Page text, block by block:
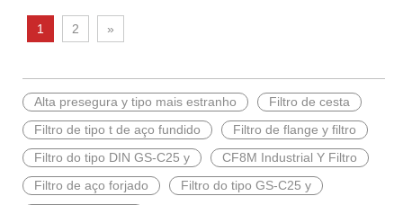
Processo completo de fabricação de válvulas esfera montadas em munhão J-VALVES | Procedimentos rigorosos de usinagem para válvulas esfera de alta pressão com vazamento zero
Válvulas de esfera montadas em munhão usinadas com
1 2 »
Alta presegura y tipo mais estranho
Filtro de cesta
Filtro de tipo t de aço fundido
Filtro de flange y filtro
Filtro do tipo DIN GS-C25 y
CF8M Industrial Y Filtro
Filtro de aço forjado
Filtro do tipo GS-C25 y